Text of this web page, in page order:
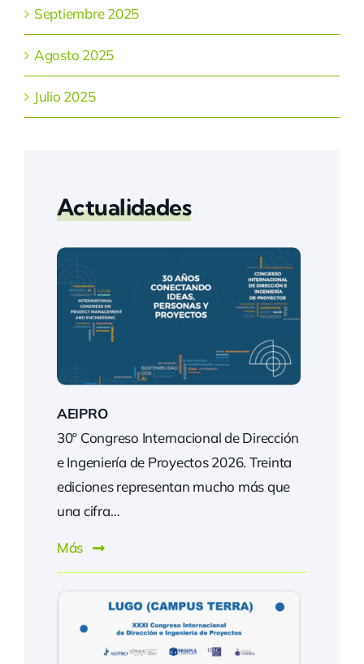
Septiembre 2025
Agosto 2025
Julio 2025
Actualidades
AEIPRO
30º Congreso Internacional de Dirección
e Ingeniería de Proyectos 2026. Treinta
ediciones representan mucho más que
una cifra…
Más